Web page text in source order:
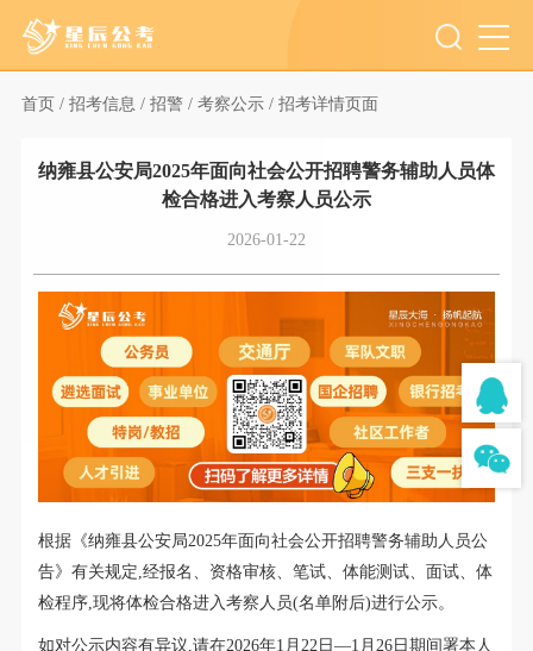
首页 / 招考信息 / 招警 / 考察公示 / 招考详情页面
纳雍县公安局2025年面向社会公开招聘警务辅助人员体
检合格进入考察人员公示
2026-01-22
根据《纳雍县公安局2025年面向社会公开招聘警务辅助人员公
告》有关规定,经报名、资格审核、 笔试、体能测试、面试、 体
检程序,现将体检合格进入考察人员(名单附后)进行公示。
如对公示内容有异议,请在2026年1 月 22 日—1 月 26日期间署本人